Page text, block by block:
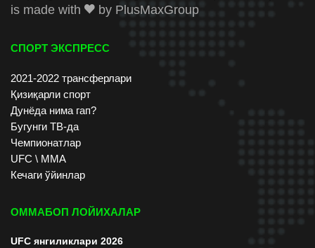
is made with
by PlusMaxGroup
СПОРТ ЭКСПРЕСС
2021-2022 трансферлари
Қизиқарли спорт
Дунёда нима гап?
Бугунги ТВ-да
Чемпионатлар
UFC \ ММА
Кечаги ўйинлар
ОММАБОП ЛОЙИХАЛАР
UFC янгиликлари 2026